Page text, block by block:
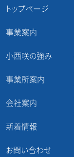
ン
トップページ
事業案内
小西咲の強み
事業所案内
会社案内
新着情報
お問い合わせ